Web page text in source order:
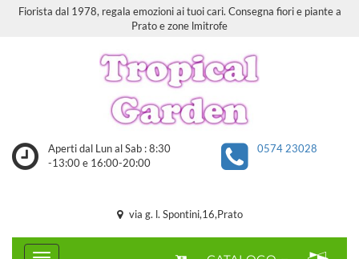
Fiorista dal 1978, regala emozioni ai tuoi cari. Consegna fiori e piante a
Prato e zone lmitrofe
Aperti dal Lun al Sab : 8:30
-13:00 e 16:00-20:00
0574 23028
via g. l. Spontini,16,Prato